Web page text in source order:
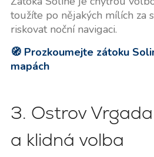
toužíte po nějakých mílích za
riskovat noční navigaci.
🧭 Prozkoumejte zátoku
mapách
3. Ostrov
a klidná volba